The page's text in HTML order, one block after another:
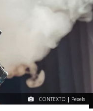
CONTEXTO | Pexels